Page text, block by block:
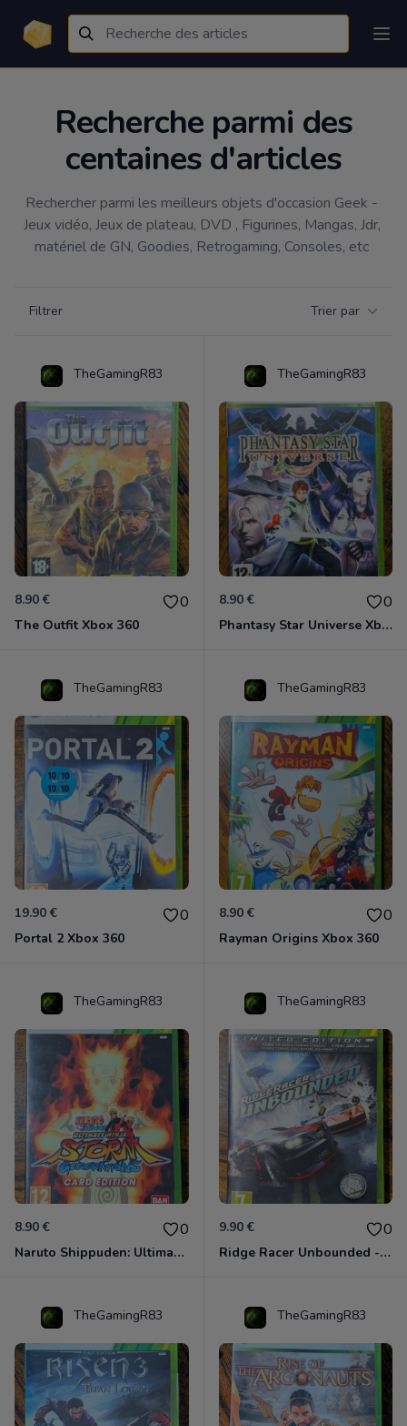
Recherche parmi des
centaines d'articles
Rechercher parmi les meilleurs objets d'occasion Geek -
Jeux vidéo, Jeux de plateau, DVD , Figurines, Mangas, Jdr,
matériel de GN, Goodies, Retrogaming, Consoles, etc
Filtrer Trier par
TheGamingR83
8.90 € 0
The Outfit Xbox 360
TheGamingR83
8.90 € 0
Phantasy Star Universe Xbox 360
TheGamingR83
19.90 € 0
Portal 2 Xbox 360
TheGamingR83
8.90 € 0
Rayman Origins Xbox 360
TheGamingR83
8.90 € 0
Naruto Shippuden: Ultimate Ninja Storm Generations - Card Edition Xbox 360
TheGamingR83
9.90 € 0
Ridge Racer Unbounded - Édition Limitée Xbox 360
TheGamingR83 TheGamingR83